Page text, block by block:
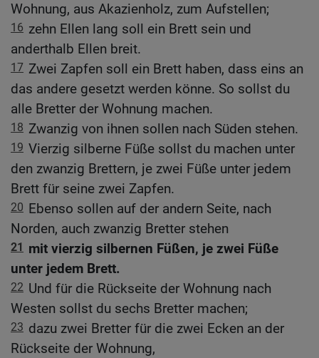
Wohnung, aus Akazienholz, zum Aufstellen;
16 zehn Ellen lang soll ein Brett sein und
anderthalb Ellen breit.
17 Zwei Zapfen soll ein Brett haben, dass eins an
das andere gesetzt werden könne. So sollst du
alle Bretter der Wohnung machen.
18 Zwanzig von ihnen sollen nach Süden stehen.
19 Vierzig silberne Füße sollst du machen unter
den zwanzig Brettern, je zwei Füße unter jedem
Brett für seine zwei Zapfen.
20 Ebenso sollen auf der andern Seite, nach
Norden, auch zwanzig Bretter stehen
21
mit vierzig silbernen Füßen, je zwei Füße
unter jedem Brett.
22 Und für die Rückseite der Wohnung nach
Westen sollst du sechs Bretter machen;
23 dazu zwei Bretter für die zwei Ecken an der
Rückseite der Wohnung,